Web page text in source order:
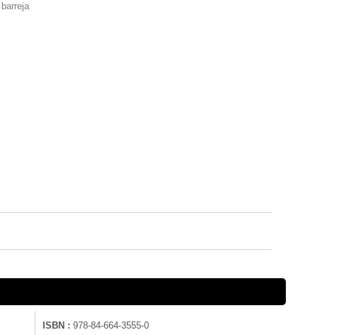
ISBN : 978-84-664-3555-0